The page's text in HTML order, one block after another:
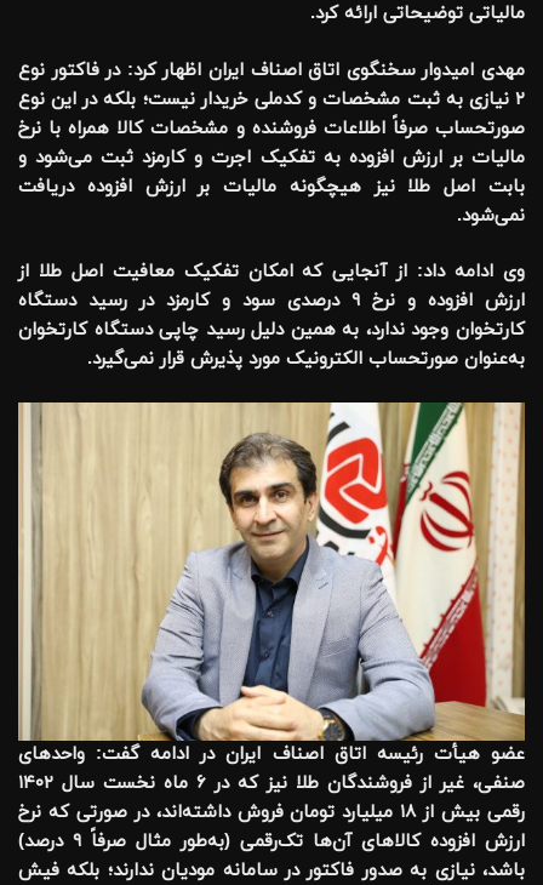
مالیاتی توضیحاتی ارائه کرد.
مهدی امیدوار سخنگوی اتاق اصناف ایران اظهار کرد: در فاکتور نوع
۲ نیازی به ثبت مشخصات و کدملی خریدار نیست؛ بلکه در این نوع
صورتحساب صرفاً اطلاعات فروشنده و مشخصات کالا همراه با نرخ
مالیات بر ارزش افزوده به تفکیک اجرت و کارمزد ثبت می‌شود و
بابت اصل طلا نیز هیچگونه مالیات بر ارزش افزوده دریافت
نمی‌شود.
وی ادامه داد: از آنجایی که امکان تفکیک معافیت اصل طلا از
ارزش افزوده و نرخ ۹ درصدی سود و کارمزد در رسید دستگاه
کارتخوان وجود ندارد، به همین دلیل رسید چاپی دستگاه کارتخوان
به‌عنوان صورتحساب الکترونیک مورد پذیرش قرار نمی‌گیرد.
عضو هیأت رئیسه اتاق اصناف ایران در ادامه گفت: واحدهای
صنفی، غیر از فروشندگان طلا نیز که در ۶ ماه نخست سال ۱۴۰۲
رقمی بیش از ۱۸ میلیارد تومان فروش داشته‌اند، در صورتی که نرخ
ارزش افزوده کالاهای آن‌ها تک‌رقمی (به‌طور مثال صرفاً ۹ درصد)
باشد، نیازی به صدور فاکتور در سامانه مودیان ندارند؛ بلکه فیش